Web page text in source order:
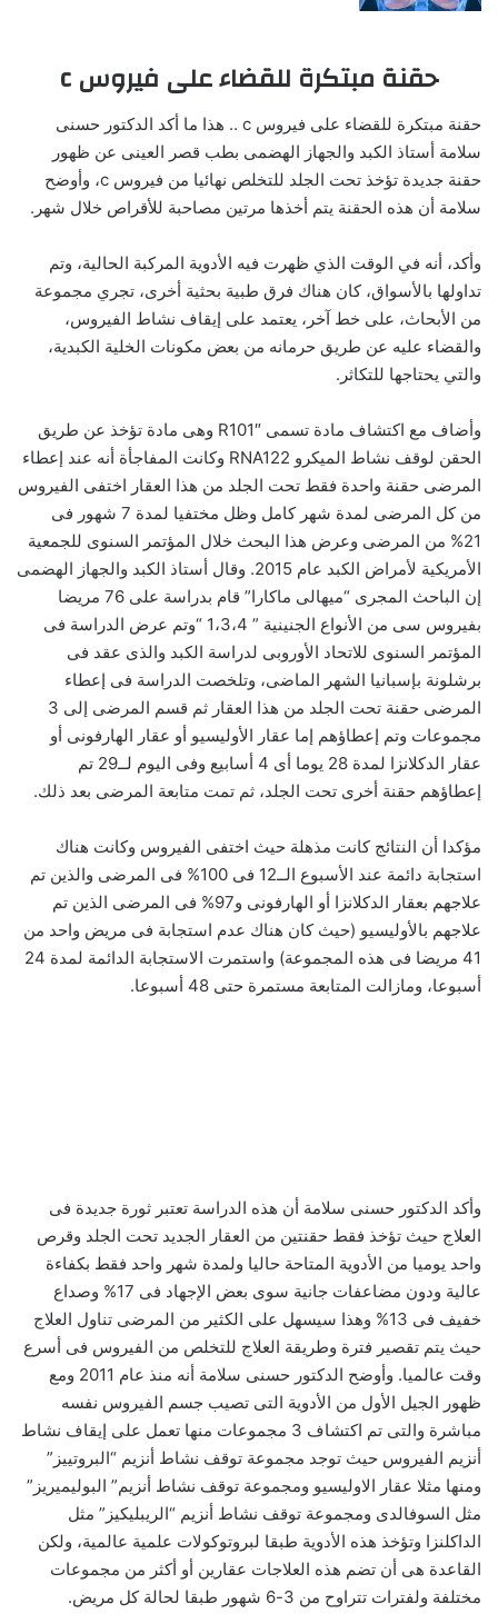
حقنة مبتكرة للقضاء على فيروس c
حقنة مبتكرة للقضاء على فيروس c .. هذا ما أكد الدكتور حسنى
سلامة أستاذ الكبد والجهاز الهضمى بطب قصر العينى عن ظهور
حقنة جديدة تؤخذ تحت الجلد للتخلص نهائيا من فيروس c، وأوضح
سلامة أن هذه الحقنة يتم أخذها مرتين مصاحبة للأقراص خلال شهر.
وأكد، أنه في الوقت الذي ظهرت فيه الأدوية المركبة الحالية، وتم
تداولها بالأسواق، كان هناك فرق طبية بحثية أخرى، تجري مجموعة
من الأبحاث، على خط آخر، يعتمد على إيقاف نشاط الفيروس،
والقضاء عليه عن طريق حرمانه من بعض مكونات الخلية الكبدية،
والتي يحتاجها للتكاثر.
وأضاف مع اكتشاف مادة تسمى R101″ وهى مادة تؤخذ عن طريق
الحقن لوقف نشاط الميكرو RNA122 وكانت المفاجأة أنه عند إعطاء
المرضى حقنة واحدة فقط تحت الجلد من هذا العقار اختفى الفيروس
من كل المرضى لمدة شهر كامل وظل مختفيا لمدة 7 شهور فى
21% من المرضى وعرض هذا البحث خلال المؤتمر السنوى للجمعية
الأمريكية لأمراض الكبد عام 2015. وقال أستاذ الكبد والجهاز الهضمى
إن الباحث المجرى “ميهالى ماكارا” قام بدراسة على 76 مريضا
بفيروس سى من الأنواع الجنينية ” 1،3،4 “وتم عرض الدراسة فى
المؤتمر السنوى للاتحاد الأوروبى لدراسة الكبد والذى عقد فى
برشلونة بإسبانيا الشهر الماضى، وتلخصت الدراسة فى إعطاء
المرضى حقنة تحت الجلد من هذا العقار ثم قسم المرضى إلى 3
مجموعات وتم إعطاؤهم إما عقار الأوليسيو أو عقار الهارفونى أو
عقار الدكلانزا لمدة 28 يوما أى 4 أسابيع وفى اليوم لــ29 تم
إعطاؤهم حقنة أخرى تحت الجلد، ثم تمت متابعة المرضى بعد ذلك.
مؤكدا أن النتائج كانت مذهلة حيث اختفى الفيروس وكانت هناك
استجابة دائمة عند الأسبوع الــ12 فى 100% فى المرضى والذين تم
علاجهم بعقار الدكلانزا أو الهارفونى و97% فى المرضى الذين تم
علاجهم بالأوليسيو (حيث كان هناك عدم استجابة فى مريض واحد من
41 مريضا فى هذه المجموعة) واستمرت الاستجابة الدائمة لمدة 24
أسبوعا، ومازالت المتابعة مستمرة حتى 48 أسبوعا.
وأكد الدكتور حسنى سلامة أن هذه الدراسة تعتبر ثورة جديدة فى
العلاج حيث تؤخذ فقط حقنتين من العقار الجديد تحت الجلد وقرص
واحد يوميا من الأدوية المتاحة حاليا ولمدة شهر واحد فقط بكفاءة
عالية ودون مضاعفات جانية سوى بعض الإجهاد فى 17% وصداع
خفيف فى 13% وهذا سيسهل على الكثير من المرضى تناول العلاج
حيث يتم تقصير فترة وطريقة العلاج للتخلص من الفيروس فى أسرع
وقت عالميا. وأوضح الدكتور حسنى سلامة أنه منذ عام 2011 ومع
ظهور الجيل الأول من الأدوية التى تصيب جسم الفيروس نفسه
مباشرة والتى تم اكتشاف 3 مجموعات منها تعمل على إيقاف نشاط
أنزيم الفيروس حيث توجد مجموعة توقف نشاط أنزيم “البروتييز”
ومنها مثلا عقار الاوليسيو ومجموعة توقف نشاط أنزيم” البوليميريز”
مثل السوفالدى ومجموعة توقف نشاط أنزيم “الريبليكيز” مثل
الداكلنزا وتؤخذ هذه الأدوية طبقا لبروتوكولات علمية عالمية، ولكن
القاعدة هى أن تضم هذه العلاجات عقارين أو أكثر من مجموعات
مختلفة ولفترات تتراوح من 3-6 شهور طبقا لحالة كل مريض.